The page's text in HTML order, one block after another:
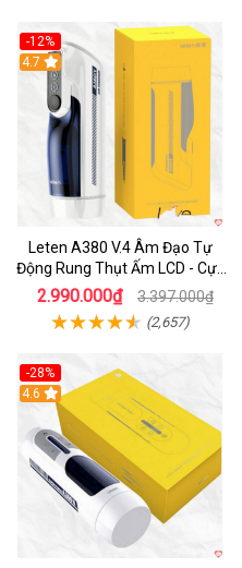
-12%
Hot
4.7
Leten A380 V.4 Âm Đạo Tự
Động Rung Thụt Ấm LCD - Cực
Phê
2.990.000₫ 3.397.000₫
(2,657)
-28%
Hot
4.6